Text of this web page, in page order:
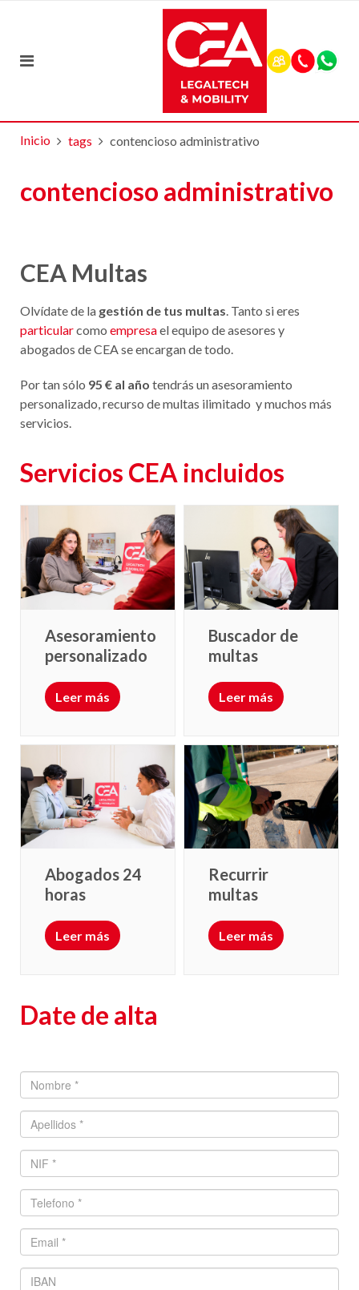
Inicio tags contencioso administrativo
contencioso administrativo
CEA Multas
Olvídate de la gestión de tus multas. Tanto si eres
particularcomo empresael equipo de asesores y
abogados de CEA se encargan de todo.
Por tan sólo 95 € al año tendrás un asesoramiento
personalizado, recurso de multas ilimitado y muchos más
servicios.
Servicios CEA incluidos
Asesoramiento
personalizado
Leer más
Buscador de
multas
Leer más
Abogados 24
horas
Leer más
Recurrir
multas
Leer más
Date de alta